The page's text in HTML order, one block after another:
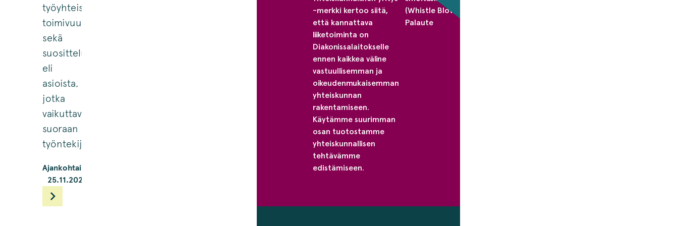
työyhteisön
toimivuudesta
sekä
suositteluhalukkuudesta
eli
asioista,
jotka
vaikuttavat
suoraan
työntekijäkokemukseen.
Ajankohtaiset
25.11.2024
-merkki kertoo siitä,
että kannattava
liiketoiminta on
Diakonissalaitokselle
ennen kaikkea väline
vastuullisemman ja
oikeudenmukaisemman
yhteiskunnan
rakentamiseen.
Käytämme suurimman
osan tuotostamme
yhteiskunnallisen
tehtävämme
edistämiseen.
(Whistle Blower)
Palaute